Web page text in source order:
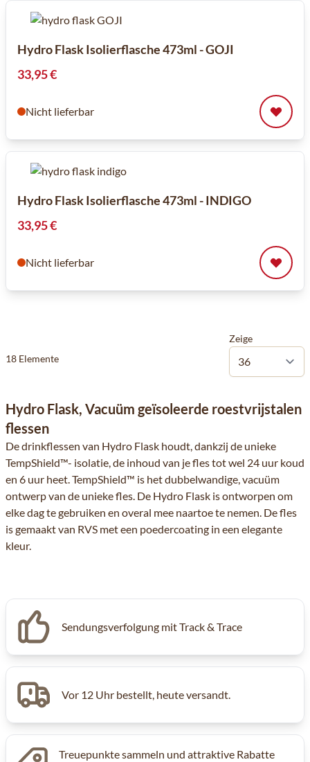
Hydro Flask Isolierflasche 473ml - GOJI
33,95 €
Nicht lieferbar
Hydro Flask Isolierflasche 473ml - INDIGO
33,95 €
Nicht lieferbar
18 Elemente
Zeige
Hydro Flask, Vacuüm geïsoleerde roestvrijstalen
flessen
De drinkflessen van Hydro Flask houdt, dankzij de unieke
TempShield™- isolatie, de inhoud van je fles tot wel 24 uur koud
en 6 uur heet. TempShield™ is het dubbelwandige, vacuüm
ontwerp van de unieke fles. De Hydro Flask is ontworpen om
elke dag te gebruiken en overal mee naartoe te nemen. De fles
is gemaakt van RVS met een poedercoating in een elegante
kleur.
Sendungsverfolgung mit Track & Trace
Vor 12 Uhr bestellt, heute versandt.
Treuepunkte sammeln und attraktive Rabatte